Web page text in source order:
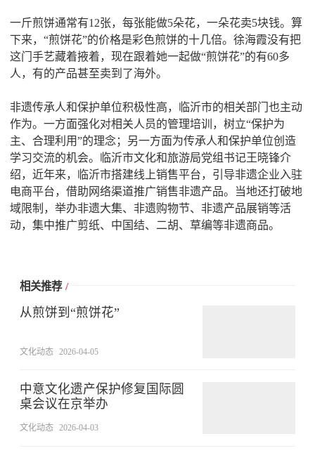
一斤煎饼通常有12张，每张能做5朵花，一朵花卖5块钱。算
下来，“煎饼花”的价格是彩色煎饼的十几倍。徐海霞没有把
这门手艺藏着掖着，现在跟着她一起做“煎饼花”的有60多
人，有的产品甚至卖到了海外。
非遗传承人和保护单位积极性高，临沂市的相关部门也主动
作为。一方面强化对相关人员的管理培训，树立“保护为
主、合理利用”的理念；另一方面为传承人和保护单位创造
学习交流的机会。临沂市文化和旅游局党组书记王晓锋介
绍，近年来，临沂市搭建线上销售平台，引导非遗企业入驻
电商平台，借助网络渠道推广销售非遗产品。当地还打破地
域限制，举办非遗大集、非遗购物节、非遗产品展销等活
动，集中推广剪纸、中国结、二胡、草编等非遗商品。
相关推荐 /
从煎饼到“煎饼花”
文化动态 2026-04-05
中意文化遗产保护修复国际圆
桌会议在京举办
文化动态 2026-04-03